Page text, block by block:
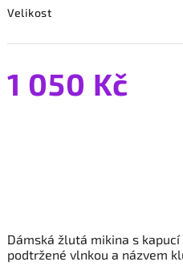
Velikost
1 050 Kč
Dámská žlutá mikina s kapucí
podtržené vlnkou a názvem